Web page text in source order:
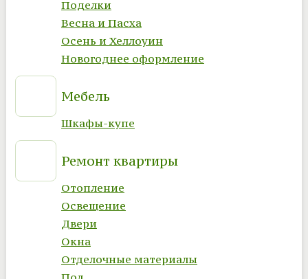
Поделки
Весна и Пасха
Осень и Хеллоуин
Новогоднее оформление
Мебель
Шкафы-купе
Ремонт квартиры
Отопление
Освещение
Двери
Окна
Отделочные материалы